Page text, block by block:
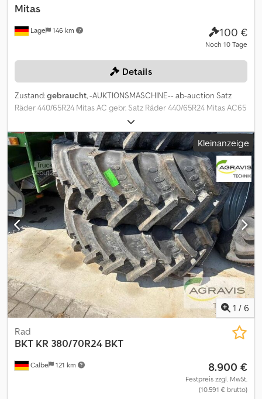
Lage 146 km
Mitas
100 €
Noch 10 Tage
Details
Zustand:gebraucht, -AUKTIONSMASCHINE-- ab-auction Satz
Räder 440/65R24 Mitas AC gebr. Satz Räder 440/65R24 Mitas AC65
8-Lochverstellfelge Nabendurchmesser 210mm Lochkreis 270mm
Bolzenlochdurchmesser 20mm Einpresstiefe 215mm Auf diese
Maschine können Sie Online bieten Der Startpreis beträgt 100.00
EUR excl. MwSt. Registrieren Sie sich kostenlos und bieten Sie
mit. Dwedpfsy Iqvljx Ah Tja Hier geht es zur Auktion: ----- -----
Exciting Online Auction! Start bidding on NOW! ab-auction
Kleinanzeige
1 / 6
Calbe 121 km
Rad
BKT KR 380/70R24 BKT
8.900 €
Festpreis zzgl. MwSt.
(10.591 € brutto)